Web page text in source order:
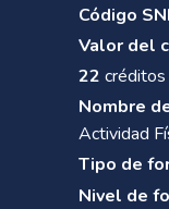
Código
Valor del
22 créditos
Nombre
Actividad
Tipo de
Nivel de